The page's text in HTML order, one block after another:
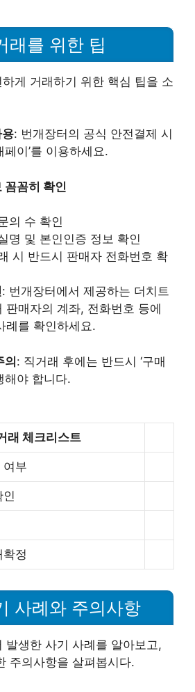
래를 위한 팁
게 거래하기 위한 핵심 팁을 소
용: 번개장터의 공식 안전결제 시
페이’를 이용하세요.
꼼꼼히 확인
의 수 확인
명 및 본인인증 정보 확인
시 반드시 판매자 전화번호 확
: 번개장터에서 제공하는 더치트
판매자의 계좌, 전화번호 등에
례를 확인하세요.
의: 직거래 후에는 반드시 ‘구매
해야 합니다.
래 체크리스트
부
정
사례와 주의사항
발생한 사기 사례를 알아보고,
주의사항을 살펴봅시다.